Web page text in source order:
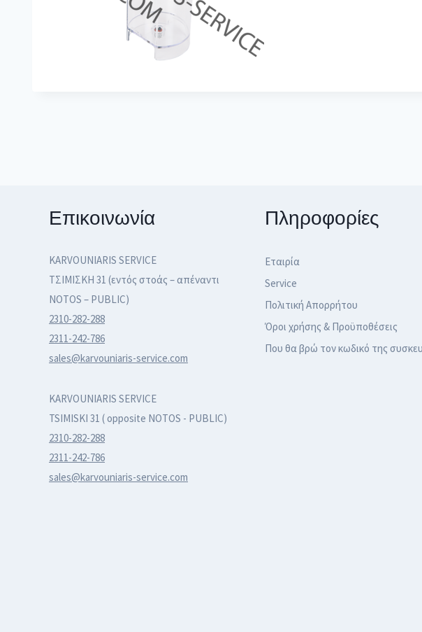
Επικοινωνία
KARVOUNIARIS SERVICE
ΤΣΙΜΙΣΚΗ 31 (εντός στοάς – απέναντι
NOTOS – PUBLIC)
2310-282-288
2311-242-786
sales@karvouniaris-service.com
KARVOUNIARIS SERVICE
TSIMISKI 31 ( opposite NOTOS - PUBLIC)
2310-282-288
2311-242-786
sales@karvouniaris-service.com
Πληροφορίες
Εταιρία
Service
Πολιτική Απορρήτου
Όροι χρήσης & Προϋποθέσεις
Που θα βρώ τον κωδικό της